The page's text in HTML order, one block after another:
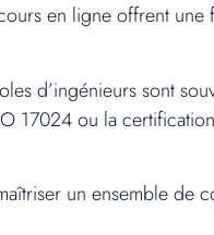
en ligne offrent une
d’ingénieurs sont
17024 ou la
un ensemble de